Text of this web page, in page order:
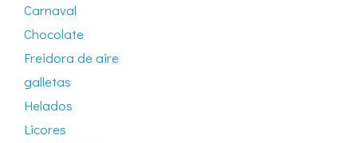
Carnaval
Chocolate
Freidora de aire
galletas
Helados
Licores